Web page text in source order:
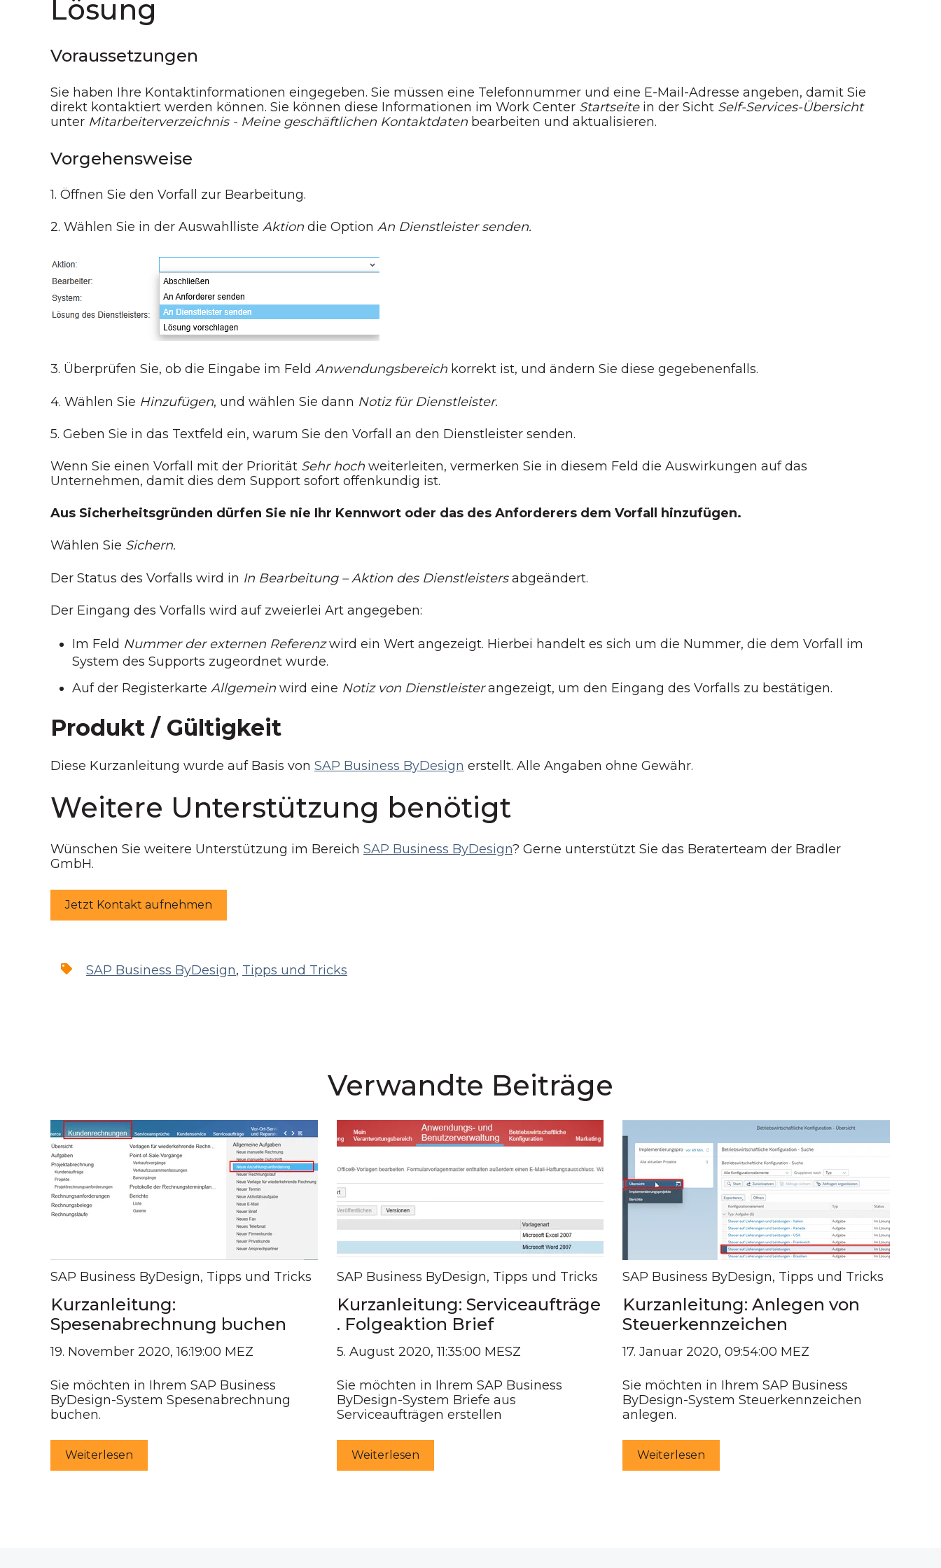
Lösung
Voraussetzungen
Sie haben Ihre Kontaktinformationen eingegeben. Sie müssen eine Telefonnummer und eine E-Mail-Adresse angeben, damit Sie
direkt kontaktiert werden können. Sie können diese Informationen im Work Center Startseitein der Sicht Self-Services-Übersicht
unter Mitarbeiterverzeichnis - Meine geschäftlichen Kontaktdaten bearbeiten und aktualisieren.
Vorgehensweise
1. Öffnen Sie den Vorfall zur Bearbeitung.
2. Wählen Sie in der Auswahlliste Aktion die Option An Dienstleister senden.
3. Überprüfen Sie, ob die Eingabe im Feld Anwendungsbereich korrekt ist, und ändern Sie diese gegebenenfalls.
4. Wählen Sie Hinzufügen, und wählen Sie dann Notiz für Dienstleister.
5. Geben Sie in das Textfeld ein, warum Sie den Vorfall an den Dienstleister senden.
Wenn Sie einen Vorfall mit der Priorität Sehr hoch weiterleiten, vermerken Sie in diesem Feld die Auswirkungen auf das
Unternehmen, damit dies dem Support sofort offenkundig ist.
Aus Sicherheitsgründen dürfen Sie nie Ihr Kennwort oder das des Anforderers dem Vorfall hinzufügen.
Wählen Sie Sichern.
Der Status des Vorfalls wird in In Bearbeitung – Aktion des Dienstleistersabgeändert.
Der Eingang des Vorfalls wird auf zweierlei Art angegeben:
Im Feld Nummer der externen Referenzwird ein Wert angezeigt. Hierbei handelt es sich um die Nummer, die dem Vorfall im
System des Supports zugeordnet wurde.
Auf der Registerkarte Allgemeinwird eine Notiz von Dienstleisterangezeigt, um den Eingang des Vorfalls zu bestätigen.
Produkt / Gültigkeit
Diese Kurzanleitung wurde auf Basis von SAP Business ByDesign erstellt. Alle Angaben ohne Gewähr.
Weitere Unterstützung benötigt
Wünschen Sie weitere Unterstützung im Bereich SAP Business ByDesign? Gerne unterstützt Sie das Beraterteam der Bradler
GmbH.
Jetzt Kontakt aufnehmen
SAP Business ByDesign, Tipps und Tricks
Verwandte Beiträge
SAP Business ByDesign, Tipps und Tricks
Kurzanleitung:
Spesenabrechnung buchen
19. November 2020, 16:19:00 MEZ
Sie möchten in Ihrem SAP Business
ByDesign-System Spesenabrechnung
buchen.
Weiterlesen
SAP Business ByDesign, Tipps und Tricks
Kurzanleitung: Serviceaufträge
. Folgeaktion Brief
5. August 2020, 11:35:00 MESZ
Sie möchten in Ihrem SAP Business
ByDesign-System Briefe aus
Serviceaufträgen erstellen
Weiterlesen
SAP Business ByDesign, Tipps und Tricks
Kurzanleitung: Anlegen von
Steuerkennzeichen
17. Januar 2020, 09:54:00 MEZ
Sie möchten in Ihrem SAP Business
ByDesign-System Steuerkennzeichen
anlegen.
Weiterlesen